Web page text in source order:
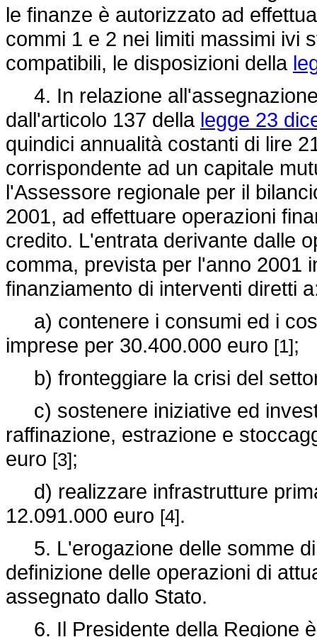
le finanze è autorizzato ad
commi 1 e 2 nei limiti massimi ivi
compatibili, le disposizioni della
4. In relazione
dall'articolo 137 della legge 23
quindici annualità costanti di lire
corrispondente ad un capitale
l'Assessore regionale per il
2001, ad effettuare operazioni
credito. L'entrata derivante dalle
comma, prevista per l'anno 2001
finanziamento di interventi diretti
a) contenere i consumi ed i
imprese per 30.400.000 euro [1];
b) fronteggiare la crisi del
c) sostenere iniziative ed
raffinazione, estrazione e
euro [3];
d) realizzare infrastrutture
12.091.000 euro [4].
5. L'erogazione delle somme
definizione delle operazioni di
assegnato dallo Stato.
6. Il Presidente della Regione